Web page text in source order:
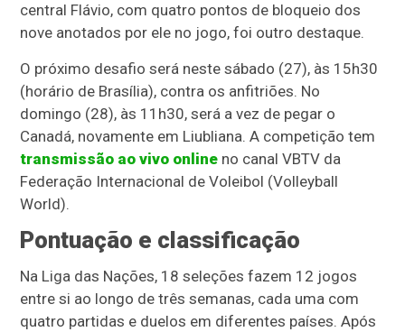
central Flávio, com quatro pontos de bloqueio dos
nove anotados por ele no jogo, foi outro destaque.
O próximo desafio será neste sábado (27), às 15h30
(horário de Brasília), contra os anfitriões. No
domingo (28), às 11h30, será a vez de pegar o
Canadá, novamente em Liubliana. A competição tem
transmissão ao vivo online no canal VBTV da
Federação Internacional de Voleibol (Volleyball
World).
Pontuação e classificação
Na Liga das Nações, 18 seleções fazem 12 jogos
entre si ao longo de três semanas, cada uma com
quatro partidas e duelos em diferentes países. Após